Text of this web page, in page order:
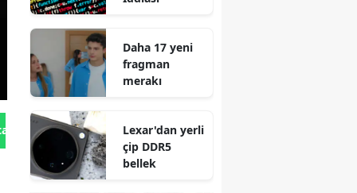
Gönder
Daha 17 yeni
fragman
merakı
Lexar'dan yerli
çip DDR5
bellek